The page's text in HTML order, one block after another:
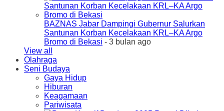
BAZNAS Jabar Dampingi Gubernur Salurkan
Santunan Korban Kecelakaan KRL–KA Argo
Bromo di Bekasi - 3 bulan ago
View all
Olahraga
Seni Budaya
Gaya Hidup
Hiburan
Keagamaan
Pariwisata